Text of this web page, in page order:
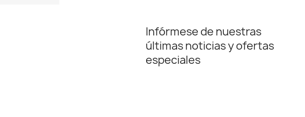
Infórmese de nuestras
últimas noticias y ofertas
especiales